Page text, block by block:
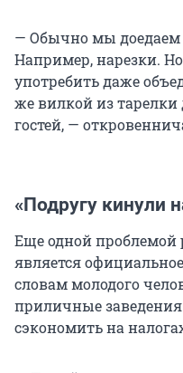
— Обычно мы доедаем
Например, нарезки. Но
употребить даже
же вилкой из тарелки
гостей, —
«Подругу кинули
Еще одной проблемой
является
словам молодого
приличные
сэкономить на